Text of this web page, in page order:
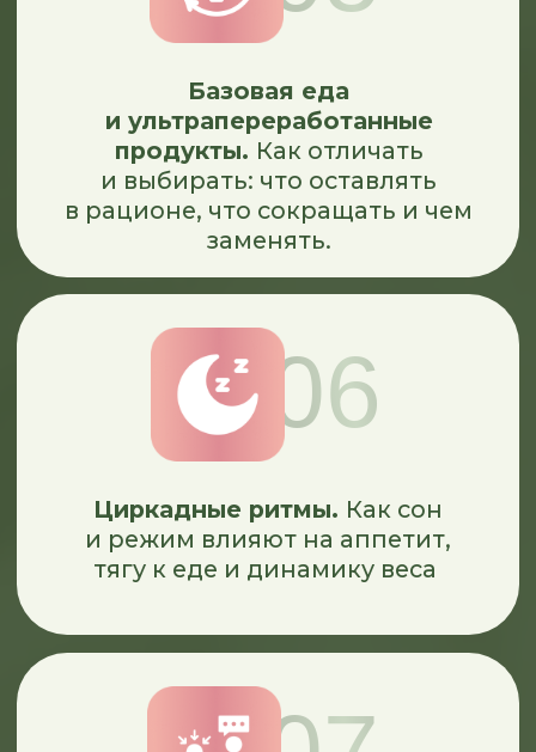
01
Общий чат учеников потока
02
Обратная связь
от куратора и Марии
03
заданий на платформе.